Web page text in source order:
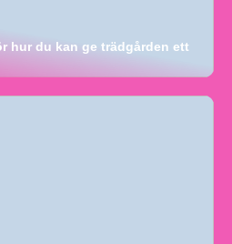
hur du kan ge trädgården ett